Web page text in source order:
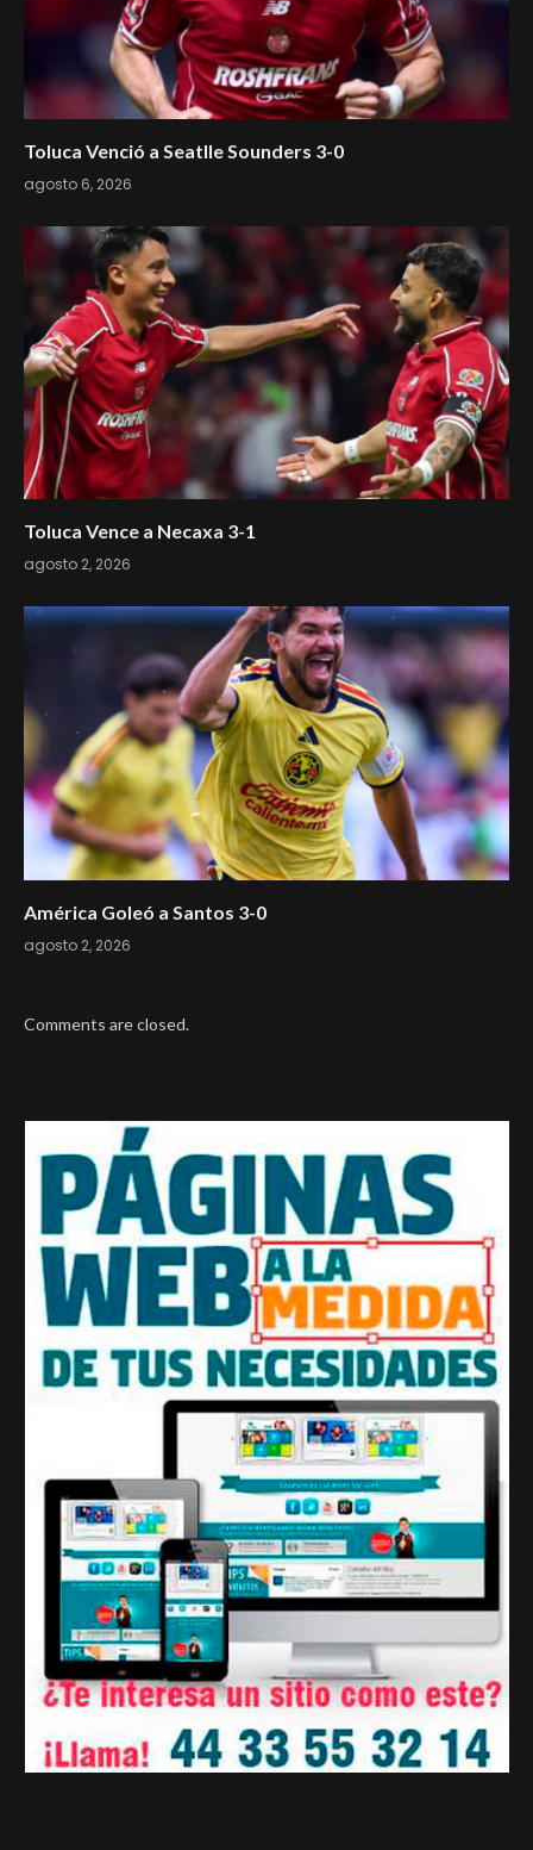
Toluca Venció a Seatlle Sounders 3-0
agosto 6, 2026
Toluca Vence a Necaxa 3-1
agosto 2, 2026
América Goleó a Santos 3-0
agosto 2, 2026
Comments are closed.